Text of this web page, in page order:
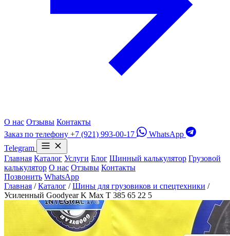
О нас Отзывы Контакты
Заказ по телефону +7 (921) 993-00-17
WhatsApp
Telegram
Главная Каталог Услуги Блог Шинный калькулятор Грузовой
калькулятор О нас Отзывы Контакты
Позвонить WhatsApp
Главная / Каталог / Шины для грузовиков и спецтехники /
Усиленный Goodyear K Max T 385 65 22 5